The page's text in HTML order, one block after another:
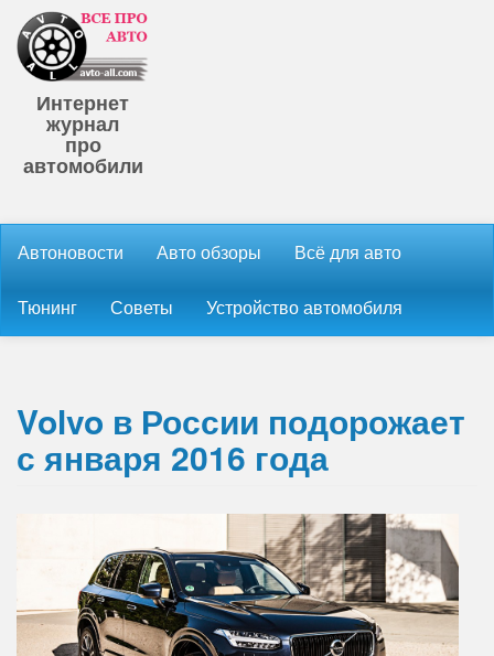
Интернет
журнал
про
автомобили
Автоновости Авто обзоры Всё для авто
Тюнинг Советы Устройство автомобиля
Volvo в России подорожает
с января 2016 года